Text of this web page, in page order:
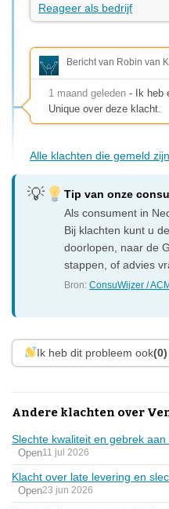
Reageer als bedrijf
Bericht van Robin van
1 maand geleden - Ik heb
Unique over deze klacht.
Alle klachten die gemeld
Tip van onze
Als consument in
Bij klachten kunt u
doorlopen, naar de
stappen, of advies
Bron:ConsuWijzer /
Ik heb dit probleem ook(0)
Andere klachten over
Slechte kwaliteit en gebrek
Open11 jul 2026
Klacht over late levering en
Open23 jun 2026